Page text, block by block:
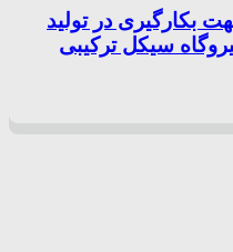
بکارگیری در تولید
سیکل ترکیبی